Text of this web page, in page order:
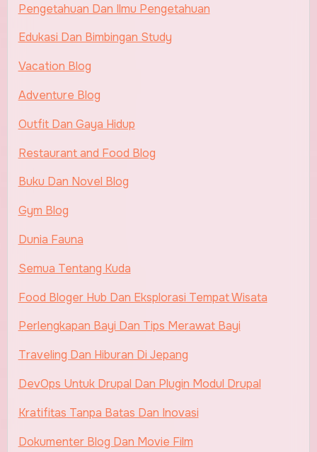
Pengetahuan Dan Ilmu Pengetahuan
Edukasi Dan Bimbingan Study
Vacation Blog
Adventure Blog
Outfit Dan Gaya Hidup
Restaurant and Food Blog
Buku Dan Novel Blog
Gym Blog
Dunia Fauna
Semua Tentang Kuda
Food Bloger Hub Dan Eksplorasi Tempat Wisata
Perlengkapan Bayi Dan Tips Merawat Bayi
Traveling Dan Hiburan Di Jepang
DevOps Untuk Drupal Dan Plugin Modul Drupal
Kratifitas Tanpa Batas Dan Inovasi
Dokumenter Blog Dan Movie Film